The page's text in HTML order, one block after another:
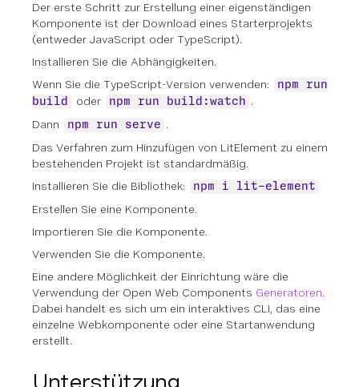
Der erste Schritt zur Erstellung einer eigenständigen
Komponente ist der Download eines Starterprojekts
(entweder JavaScript oder TypeScript).
Installieren Sie die Abhängigkeiten.
Wenn Sie die TypeScript-Version verwenden:
npm run
build
oder npm run build:watch .
Dann
npm run serve .
Das Verfahren zum Hinzufügen von LitElement zu einem
bestehenden Projekt ist standardmäßig.
Installieren Sie die Bibliothek:
npm i lit-element
Erstellen Sie eine Komponente.
Importieren Sie die Komponente.
Verwenden Sie die Komponente.
Eine andere Möglichkeit der Einrichtung wäre die
Verwendung der Open Web Components Generatoren.
Dabei handelt es sich um ein interaktives CLI, das eine
einzelne Webkomponente oder eine Startanwendung
erstellt.
Unterstützung